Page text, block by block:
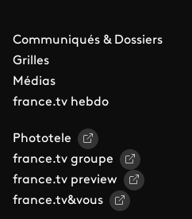
Communiqués & Dossiers
Grilles
Médias
france.tv hebdo
Phototele
france.tv groupe
france.tv preview
france.tv&vous